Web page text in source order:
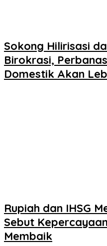
Sokong Hilirisasi
Birokrasi,
Domestik Akan
Rupiah dan IHSG
Sebut
Membaik